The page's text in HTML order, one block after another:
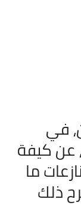
في
عن كيفة
ما
ذلك